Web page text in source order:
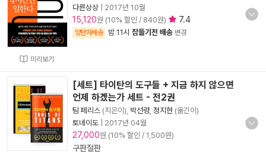
미리보기
다른상상
2017년 10월
15,120원 (10% 할인 / 840원) 7.4
양탄자배송 밤 11시 잠들기전 배송 변경
[세트] 타이탄의 도구들 + 지금 하지 않으면
언제 하겠는가 세트 - 전2권
팀 페리스 (지은이), 박선령 정지현 (옮긴이)
토네이도
2017년 04월
27,000원 (10% 할인 / 1,500원)
구판절판